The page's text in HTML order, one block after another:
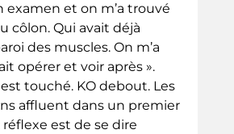
examen et on m’a trouvé
côlon. Qui avait déjà
des muscles. On m’a
opérer et voir après ».
touché. KO debout. Les
affluent dans un premier
réflexe est de se dire